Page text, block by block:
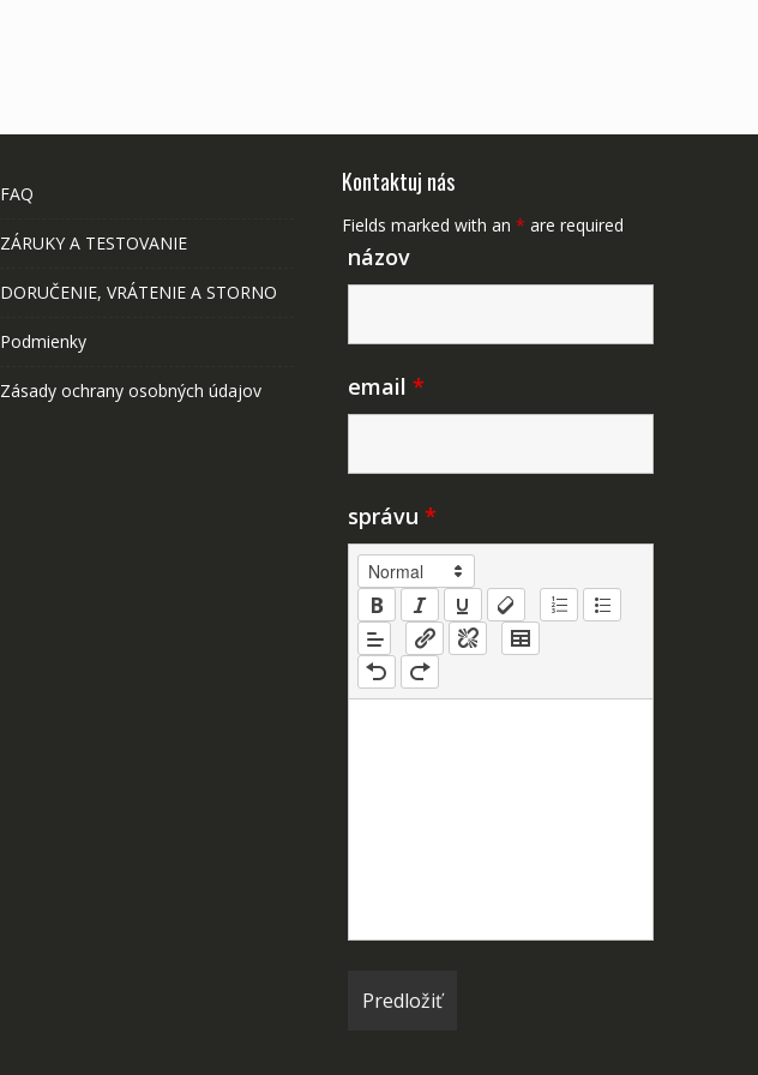
FAQ
ZÁRUKY A TESTOVANIE
DORUČENIE, VRÁTENIE A STORNO
Podmienky
Zásady ochrany osobných údajov
Kontaktuj nás
Fields marked with an * are required
názov
email *
správu *